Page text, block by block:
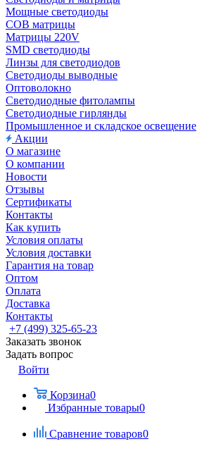
Мощные светодиоды
COB матрицы
Матрицы 220V
SMD светодиоды
Линзы для светодиодов
Светодиоды выводные
Оптоволокно
Светодиодные фитолампы
Светодиодные гирлянды
Промышленное и складское освещение
Акции
О магазине
О компании
Новости
Отзывы
Сертификаты
Контакты
Как купить
Условия оплаты
Условия доставки
Гарантия на товар
Оптом
Оплата
Доставка
Контакты
+7 (499) 325-65-23
Заказать звонок
Задать вопрос
Войти
Корзина0
Избранные товары0
Сравнение товаров0